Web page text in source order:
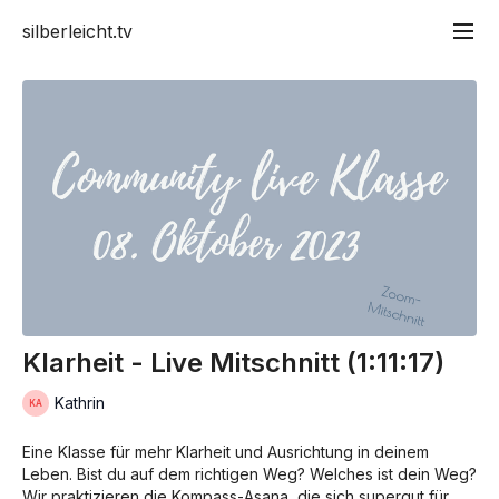
silberleicht.tv
Klarheit - Live Mitschnitt (1:11:17)
Kathrin
Eine Klasse für mehr Klarheit und Ausrichtung in deinem
Leben. Bist du auf dem richtigen Weg? Welches ist dein Weg?